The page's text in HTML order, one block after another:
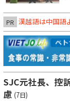
PR 漢越語は中国語
SJC元社長、控
慮 (7日)